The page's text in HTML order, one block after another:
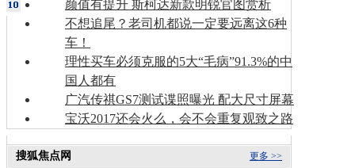
颜值有提升 斯柯达新款明锐官图赏析
不想追尾？老司机都说一定要远离这6种
车！
理性买车必须克服的5大“毛病”91.3%的中
国人都有
广汽传祺GS7测试谍照曝光 配大尺寸屏幕
宝沃2017还会火么，会不会重复观致之路
更多 >>
搜狐焦点网